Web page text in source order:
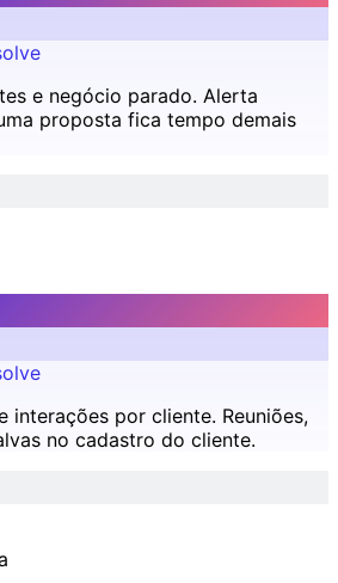
e negócio parado. Alerta
proposta fica tempo demais
interações por cliente. Reuniões,
no cadastro do cliente.